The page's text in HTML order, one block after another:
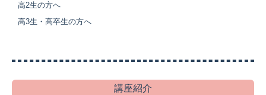
高2生の方へ
高3生・高卒生の方へ
講座紹介